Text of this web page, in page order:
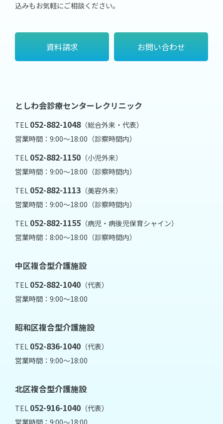
込みもお気軽にご相談ください。
資料請求 お問い合わせ
としわ会診療センターレクリニック
TEL 052-882-1048（総合外来・代表）
営業時間：9:00～18:00（診察時間内）
TEL 052-882-1150 （小児外来）
営業時間：9:00～18:00（診察時間内）
TEL 052-882-1113 （美容外来）
営業時間：9:00～18:00（診察時間内）
TEL 052-882-1155 （病児・病後児保育シャイン）
営業時間：8:00～18:00（診察時間内）
中区複合型介護施設
TEL 052-882-1040 （代表）
営業時間：9:00～18:00
昭和区複合型介護施設
TEL 052-836-1040 （代表）
営業時間：9:00～18:00
北区複合型介護施設
TEL 052-916-1040 （代表）
営業時間：9:00～18:00